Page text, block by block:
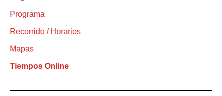
Programa
Recorrido / Horarios
Mapas
Tiempos Online